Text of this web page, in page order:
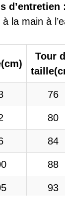
d’entretien :
la main à
Tour
76
80
84
88
93